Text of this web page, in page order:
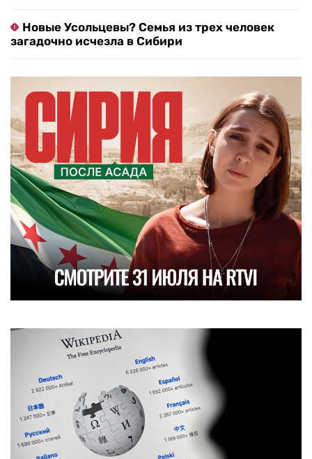
Новые Усольцевы? Семья из трех человек
загадочно исчезла в Сибири